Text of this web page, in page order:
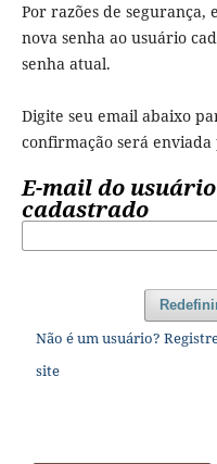
Por razões de segurança,
nova senha ao usuário
senha atual.
Digite seu email abaixo
confirmação será
E-mail do usuário
cadastrado
Não é um usuário?
site